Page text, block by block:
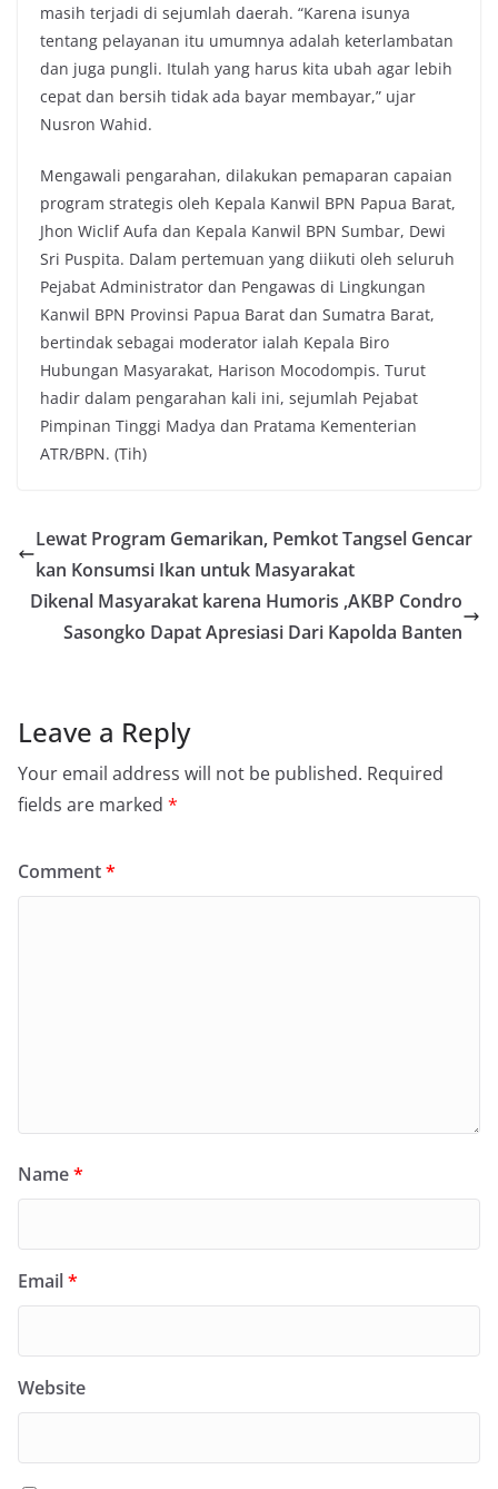
masih terjadi di sejumlah daerah. “Karena isunya
tentang pelayanan itu umumnya adalah keterlambatan
dan juga pungli. Itulah yang harus kita ubah agar lebih
cepat dan bersih tidak ada bayar membayar,” ujar
Nusron Wahid.
Mengawali pengarahan, dilakukan pemaparan capaian
program strategis oleh Kepala Kanwil BPN Papua Barat,
Jhon Wiclif Aufa dan Kepala Kanwil BPN Sumbar, Dewi
Sri Puspita. Dalam pertemuan yang diikuti oleh seluruh
Pejabat Administrator dan Pengawas di Lingkungan
Kanwil BPN Provinsi Papua Barat dan Sumatra Barat,
bertindak sebagai moderator ialah Kepala Biro
Hubungan Masyarakat, Harison Mocodompis. Turut
hadir dalam pengarahan kali ini, sejumlah Pejabat
Pimpinan Tinggi Madya dan Pratama Kementerian
ATR/BPN. (Tih)
Lewat Program Gemarikan, Pemkot Tangsel Gencar
kan Konsumsi Ikan untuk Masyarakat
Dikenal Masyarakat karena Humoris ,AKBP Condro
Sasongko Dapat Apresiasi Dari Kapolda Banten
Leave a Reply
Your email address will not be published. Required
fields are marked *
Comment*
Name*
Email*
Website